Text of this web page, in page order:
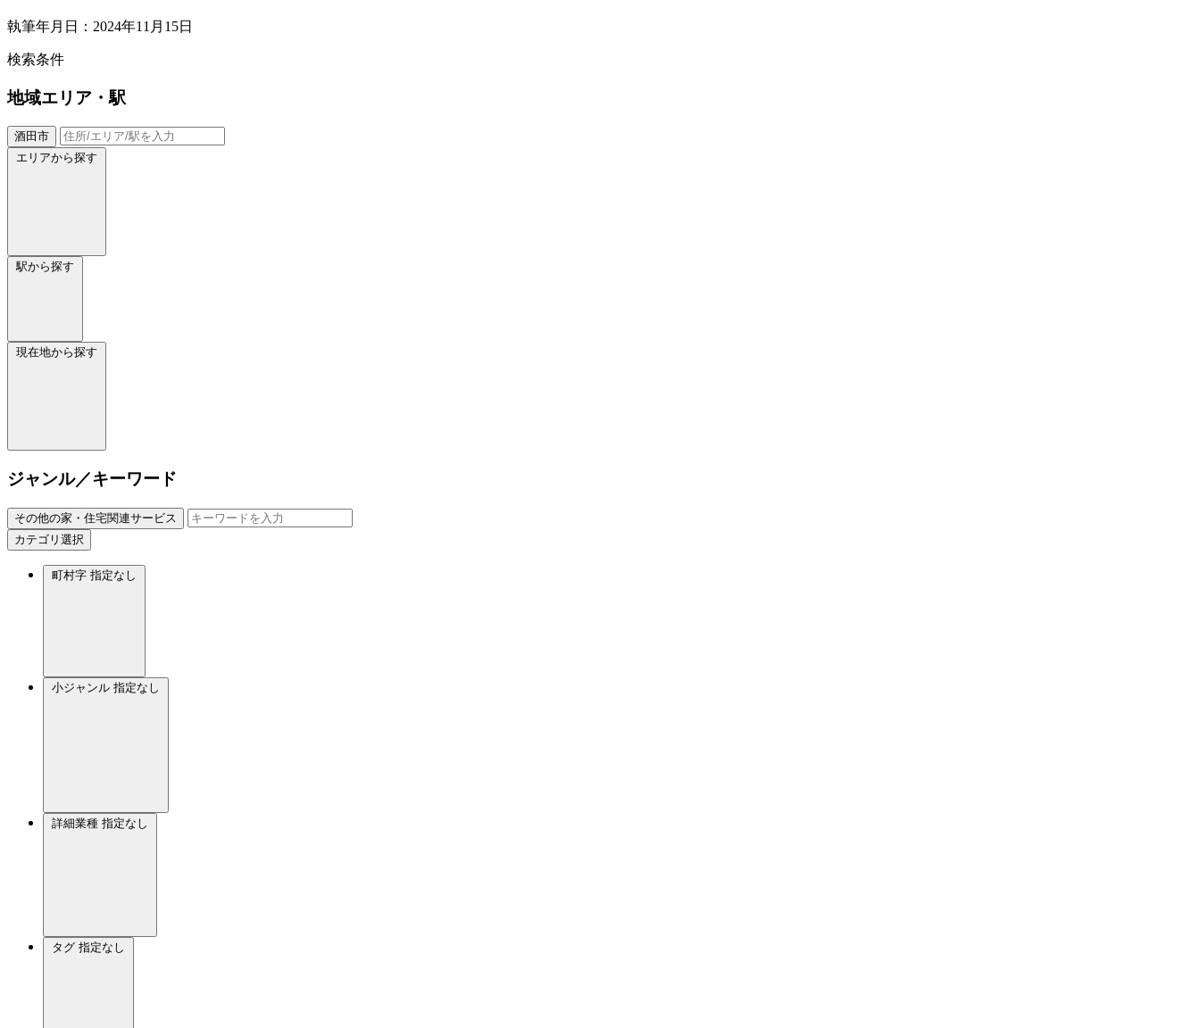
執筆年月日：2024年11月15日
検索条件
地域エリア・駅
酒田市
エリアから探す
駅から探す
現在地から探す
ジャンル／キーワード
その他の家・住宅関連サービス
カテゴリ選択
町村字 指定なし
小ジャンル 指定なし
詳細業種 指定なし
タグ 指定なし